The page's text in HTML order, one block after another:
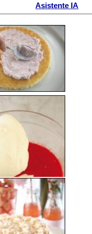
Asistente IA